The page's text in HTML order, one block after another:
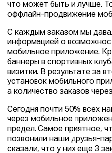
что может быть и лучше.
оффлайн-продвижение
С каждым заказом мы
информацией о
мобильное приложение.
баннеры в спортивных
визитки. В результате за
установок мобильного
а количество заказов
Сегодня почти 50% всех
через мобильное
предел. Самое приятное,
позвонили наши друзья-
сказали, что у них еще 3